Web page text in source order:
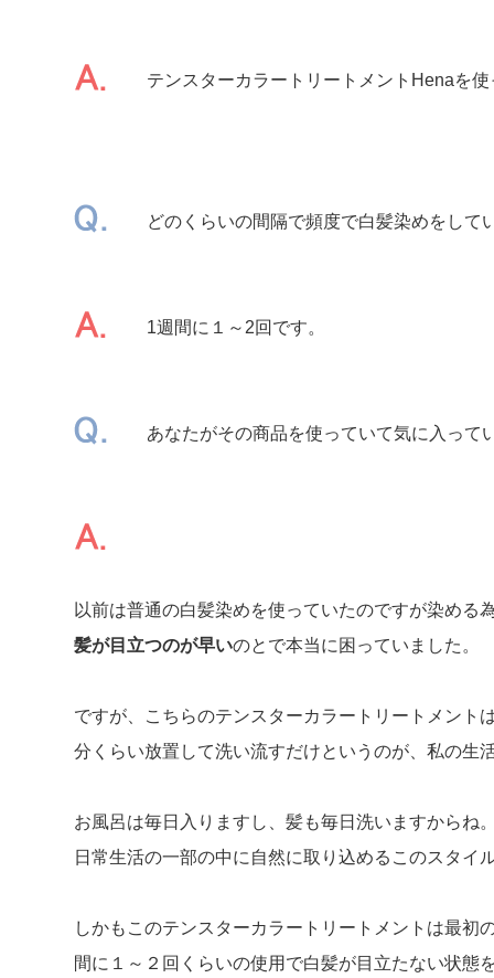
テンスターカラートリートメントHenaを
どのくらいの間隔で頻度で白髪染めをして
1週間に１～2回です。
あなたがその商品を使っていて気に入って
以前は普通の白髪染めを使っていたのですが染め
髪が目立つのが早いのとで本当に困っていました。
ですが、こちらのテンスターカラートリートメント
分くらい放置して洗い流すだけというのが、私の生
お風呂は毎日入りますし、髪も毎日洗いますからね
日常生活の一部の中に自然に取り込めるこのスタ
しかもこのテンスターカラートリートメントは最
間に１～２回くらいの使用で白髪が目立たない状態